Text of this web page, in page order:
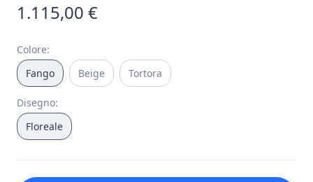
1.115,00 €
Colore:
Fango
Beige Tortora
Disegno:
Floreale